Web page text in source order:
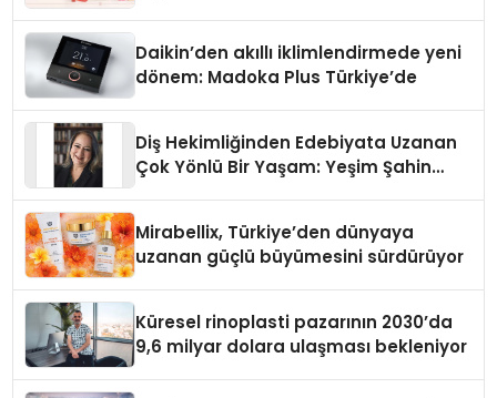
Daikin’den akıllı iklimlendirmede yeni
dönem: Madoka Plus Türkiye’de
Diş Hekimliğinden Edebiyata Uzanan
Çok Yönlü Bir Yaşam: Yeşim Şahin
Mirabellix, Türkiye’den dünyaya
uzanan güçlü büyümesini sürdürüyor
Küresel rinoplasti pazarının 2030’da
9,6 milyar dolara ulaşması bekleniyor